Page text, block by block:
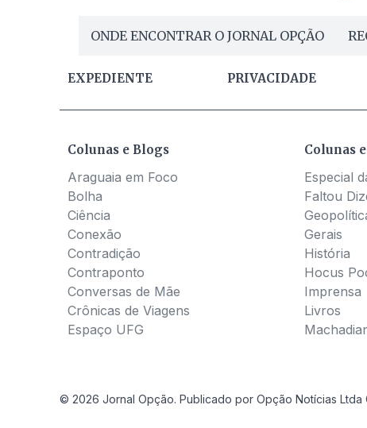
ONDE ENCONTRAR O JORNAL OPÇÃO
EXPEDIENTE PRIVACIDADE
Colunas e Blogs
Araguaia em Foco
Bolha
Ciência
Conexão
Contradição
Contraponto
Conversas de Mãe
Crônicas de Viagens
Espaço UFG
Colunas
Especial
Faltou
Gerais
História
Hocus
Imprensa
Livros
© 2026 Jornal Opção. Publicado por Opção Notícias